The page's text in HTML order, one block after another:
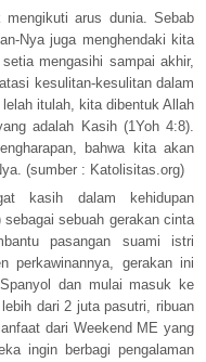
arus dunia. Sebab
Nya juga menghendaki kita
mengasihi sampai akhir,
kesulitan-kesulitan dalam
itulah, kita dibentuk Allah
adalah Kasih (1Yoh 4:8).
bahwa kita akan
(sumber : Katolisitas.org)
kasih dalam kehidupan
sebuah gerakan cinta
pasangan suami istri
perkawinannya, gerakan ini
dan mulai masuk ke
dari 2 juta pasutri, ribuan
dari Weekend ME yang
ingin berbagi pengalaman